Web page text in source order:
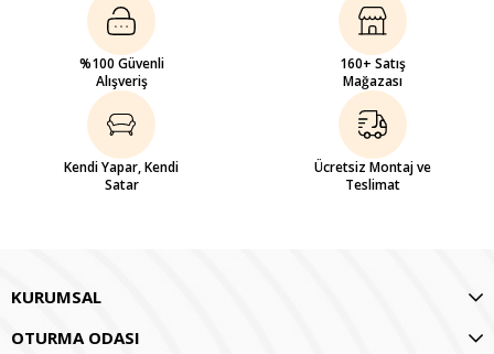
%100 Güvenli
Alışveriş
160+ Satış
Mağazası
Kendi Yapar, Kendi
Satar
Ücretsiz Montaj ve
Teslimat
KURUMSAL
OTURMA ODASI